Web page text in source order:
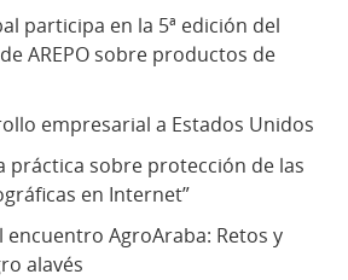
participa en la 5ª edición del
AREPO sobre productos de
empresarial a Estados Unidos
práctica sobre protección de las
en Internet”
encuentro AgroAraba: Retos y
alavés